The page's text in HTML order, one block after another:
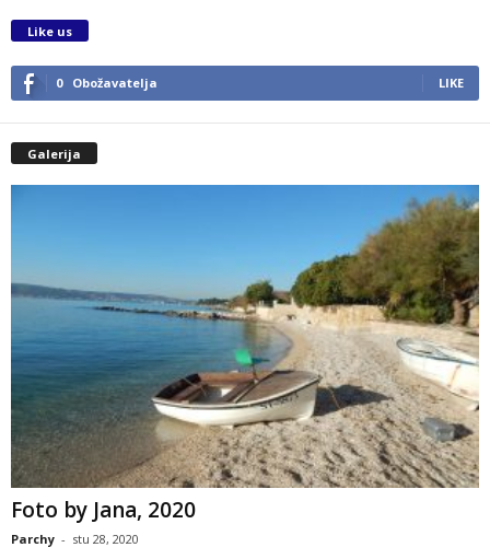
Like us
0 Obožavatelja LIKE
Galerija
Foto by Jana, 2020
Parchy - stu 28, 2020